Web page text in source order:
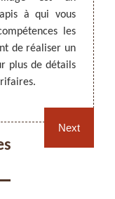
fauteuil, chaises
et sièges 59
à qui vous
les
de réaliser un
plus de détails
plus
Next